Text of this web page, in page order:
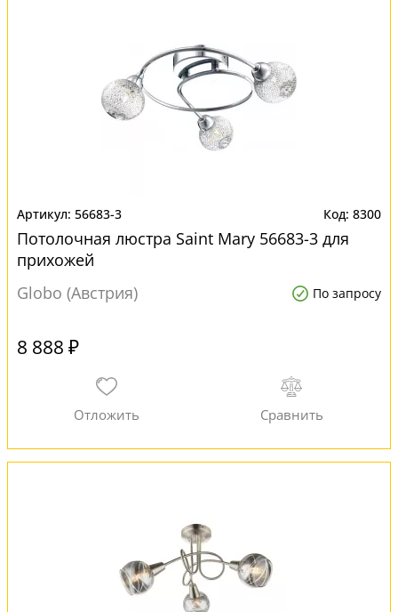
56683-3 8300
Потолочная люстра Saint Mary 56683-3 для
прихожей
Globo (Австрия)
По запросу
8 888 ₽